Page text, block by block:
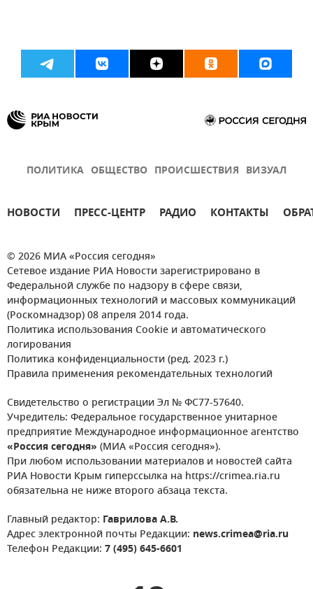
ПОЛИТИКА ОБЩЕСТВО ПРОИСШЕСТВИЯ ВИЗУАЛ
НОВОСТИ ПРЕСС-ЦЕНТР РАДИО КОНТАКТЫ
© 2026 МИА «Россия сегодня»
Сетевое издание РИА Новости зарегистрировано в
Федеральной службе по надзору в сфере связи,
информационных технологий и массовых коммуникаций
(Роскомнадзор) 08 апреля 2014 года.
Политика использования Cookie и автоматического
логирования
Политика конфиденциальности (ред. 2023 г.)
Правила применения рекомендательных технологий
Свидетельство о регистрации Эл № ФС77-57640.
Учредитель: Федеральное государственное унитарное
предприятие Международное информационное агентство
«Россия сегодня» (МИА «Россия сегодня»).
При любом использовании материалов и новостей сайта
РИА Новости Крым гиперссылка на https://crimea.ria.ru
обязательна не ниже второго абзаца текста.
Главный редактор: Гаврилова А.В.
Адрес электронной почты Редакции: news.crimea@ria.ru
Телефон Редакции: 7 (495) 645-6601